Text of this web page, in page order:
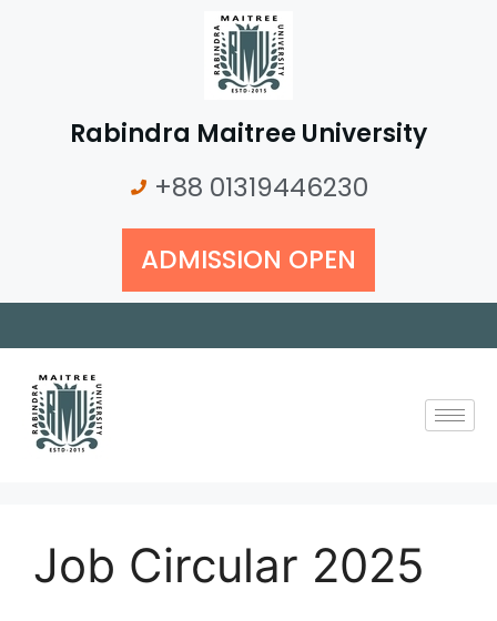
Rabindra Maitree University
+88 01319446230
ADMISSION OPEN
Job Circular 2025